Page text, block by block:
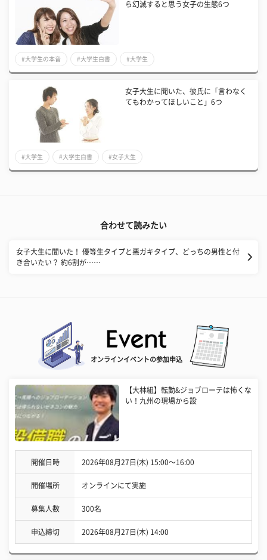
ら幻滅すると思う女子の生態6つ
#大学生の本音 #大学生白書 #大学生
女子大生に聞いた、彼氏に「言わなく
てもわかってほしいこと」6つ
#大学生 #大学生白書 #女子大生
合わせて読みたい
女子大生に聞いた！ 優等生タイプと悪ガキタイプ、どっちの男性と付
き合いたい？ 約6割が……
オンラインイベントの参加申込
【大林組】転勤&ジョブローテは怖くな
い！九州の現場から設
開催日時 2026年08月27日(木) 15:00〜16:00
開催場所 オンラインにて実施
募集人数 300名
申込締切 2026年08月27日(木) 14:00